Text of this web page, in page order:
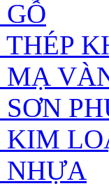
MẠ
KIM
NHỰA